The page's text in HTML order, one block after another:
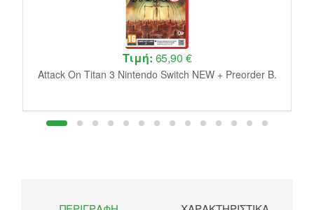
Τιμή: 65,90 €
Attack On Titan 3 Nintendo Switch NEW + Preorder B.